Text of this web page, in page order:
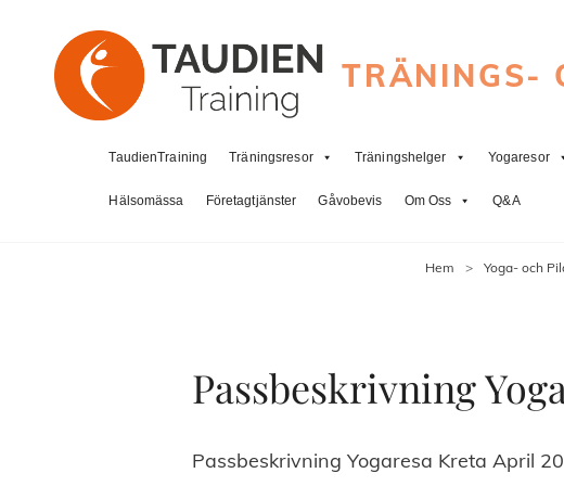
TRÄNINGS-
TaudienTraining Träningsresor Träningshelger Yogaresor
Hälsomässa Företagtjänster Gåvobevis Om Oss Q&A
Hem > Yoga- och
Passbeskrivning
Passbeskrivning Yogaresa Kreta April